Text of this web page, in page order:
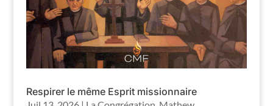
Respirer le même Esprit missionnaire